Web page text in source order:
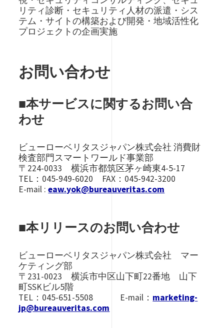
リティ診断・セキュリティ人材の派遣・シス
テム・サイトの構築および開発・地域活性化
プロジェクトの企画実施
お問い合わせ
■本サービスに関するお問い合
わせ
ビューローベリタスジャパン株式会社 消費財
検査部門スマートワールド事業部
〒224-0033 横浜市都筑区茅ヶ崎東4-5-17
TEL：045-949-6020 FAX：045-942-3200
E-mail :eaw.yok@bureauveritas.com
■本リリースのお問い合わせ
ビューローベリタスジャパン株式会社 マー
ケティング部
〒231-0023 横浜市中区山下町22番地 山下
町SSKビル5階
TEL：045-651-5508 E-mail： marketing-
jp@bureauveritas.com